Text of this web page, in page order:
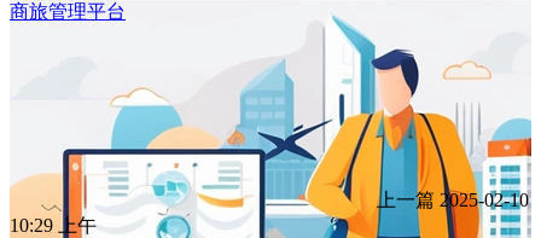
商旅管理平台
上一篇 2025-02-10
10:29 上午